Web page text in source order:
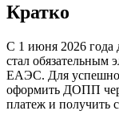
Кратко
С 1 июня 2026 года
стал обязательным
ЕАЭС. Для
оформить ДОПП
платеж и получить